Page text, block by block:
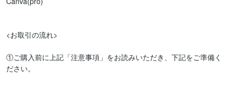
<お取引の流れ>
①ご購入前に上記「注意事項」をお読みいただき、下記をご準備く
ださい。